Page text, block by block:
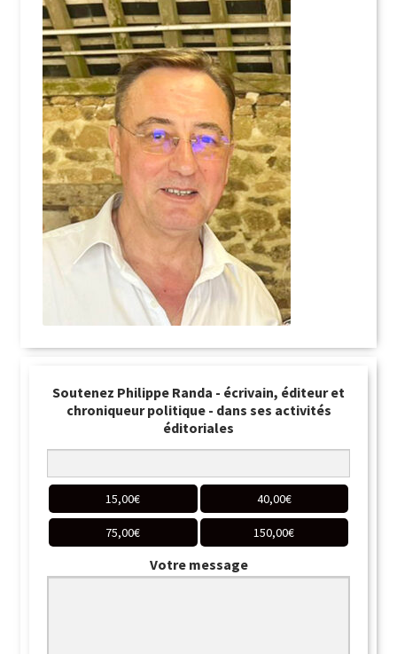
Soutenez Philippe Randa - écrivain, éditeur et
chroniqueur politique - dans ses activités
éditoriales
15,00€ 40,00€
75,00€ 150,00€
Votre message